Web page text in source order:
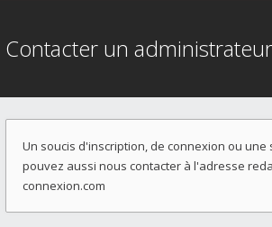
Contacter un
Un soucis d'inscription, de connexion ou une
pouvez aussi nous contacter à l'adresse
connexion.com